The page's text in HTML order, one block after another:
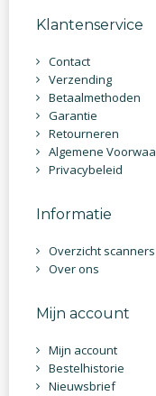
Klantenservice
Contact
Verzending
Betaalmethoden
Garantie
Retourneren
Algemene
Privacybeleid
Informatie
Overzicht scanners
Over ons
Mijn account
Mijn account
Bestelhistorie
Nieuwsbrief